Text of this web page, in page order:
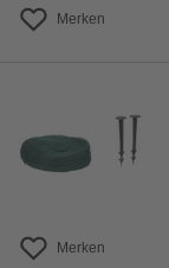
Merken
Merken